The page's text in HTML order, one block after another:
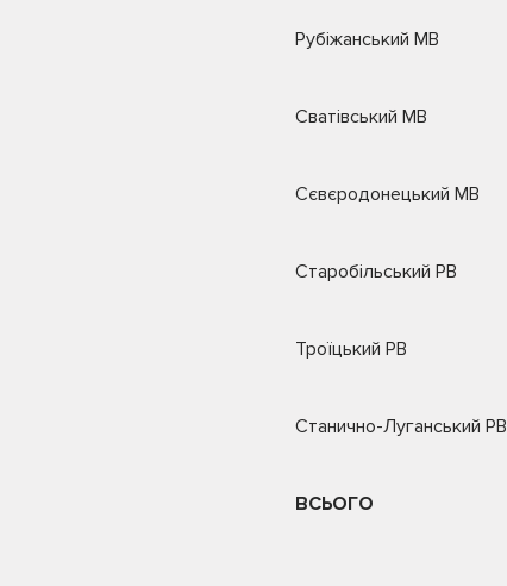
Рубіжанський МВ
Сватівський МВ
Сєвєродонецький МВ
Старобільський РВ
Троїцький РВ
Станично-Луганський РВ
ВСЬОГО